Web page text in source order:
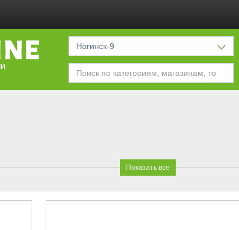
Ногинск-9
Показать все